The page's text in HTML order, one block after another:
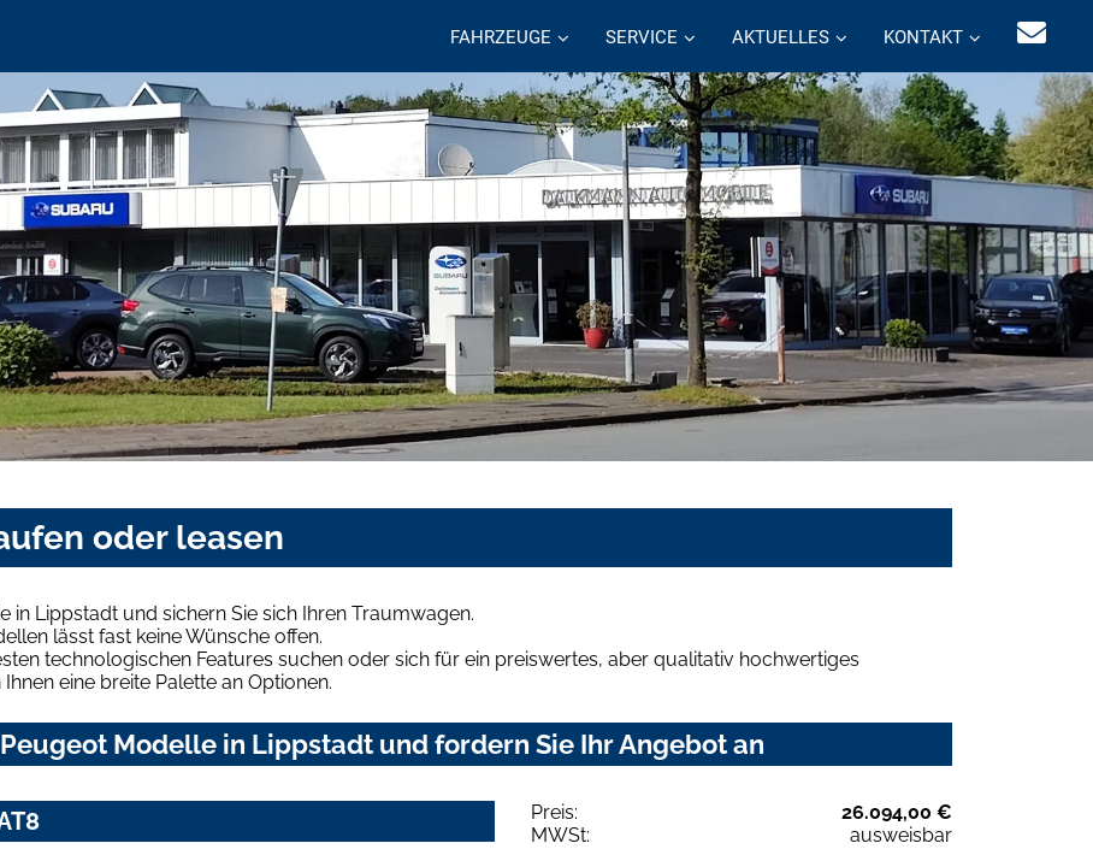
FAHRZEUGE SERVICE AKTUELLES KONTAKT
oder leasen
in Lippstadt und sichern Sie sich Ihren Traumwagen.
lässt fast keine Wünsche offen.
technologischen Features suchen oder sich für ein preiswertes, aber qualitativ hochwertiges
eine breite Palette an Optionen.
Modelle in Lippstadt und fordern Sie Ihr Angebot an
Preis:
26.094,00 €
MWSt:
ausweisbar